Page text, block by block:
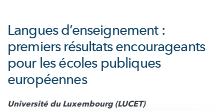
Langues d’enseignement :
premiers résultats encourageants
pour les écoles publiques
européennes
Université du Luxembourg (LUCET)